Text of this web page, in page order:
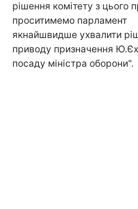
рішення комітету з цього
проситимемо парламент
якнайшвидше ухвалити
приводу призначення
посаду міністра оборони".